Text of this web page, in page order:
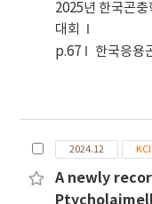
2025년 한국곤
대회
p.67
한국응용
2024.12
A newly